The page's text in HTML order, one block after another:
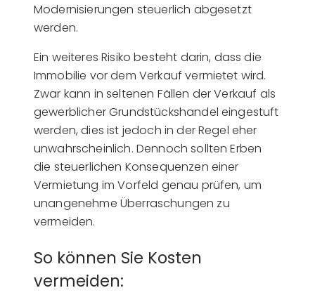
Modernisierungen steuerlich abgesetzt
werden.
Ein weiteres Risiko besteht darin, dass die
Immobilie vor dem Verkauf vermietet wird.
Zwar kann in seltenen Fällen der Verkauf als
gewerblicher Grundstückshandel eingestuft
werden, dies ist jedoch in der Regel eher
unwahrscheinlich. Dennoch sollten Erben
die steuerlichen Konsequenzen einer
Vermietung im Vorfeld genau prüfen, um
unangenehme Überraschungen zu
vermeiden.
So können Sie Kosten
vermeiden: